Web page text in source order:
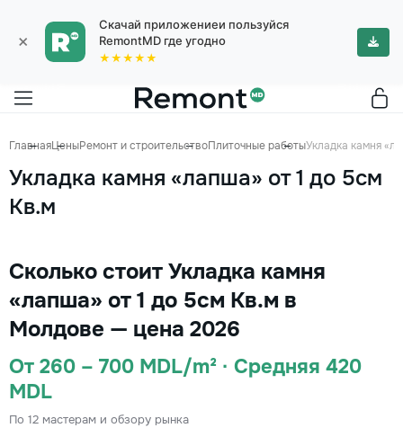
×
Скачай приложениеи пользуйся
RemontMD где угодно
★★★★★
ГлавнаяЦеныРемонт и строительствоПлиточные работыУкладка камня
Укладка камня «лапша» от 1 до 5см
Кв.м
Сколько стоит Укладка камня
«лапша» от 1 до 5см Кв.м в
Молдове — цена 2026
От 260 – 700 MDL/m² · Средняя 420
MDL
По 12 мастерам и обзору рынка